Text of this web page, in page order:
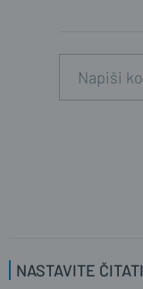
NASTAVITE ČITATI